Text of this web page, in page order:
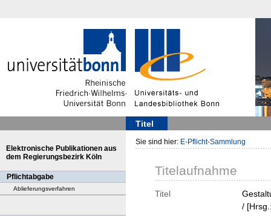
Titel
Elektronische Publikationen aus
dem Regierungsbezirk Köln
Pflichtabgabe
Ablieferungsverfahren
Sie sind hier: E-Pflicht-Sammlung
Titelaufnahme
Titel
/